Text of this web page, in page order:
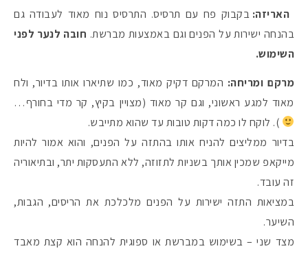
האריזה: בקבוק פח עם תרסיס. התרסיס נוח מאוד לעבודה גם
בהנחה ישירות על הפנים וגם באמצעות מברשת. חובה לנער לפני
השימוש.
מרקם ומריחה: המרקם דקיק מאוד, כמו שתיארו אותו בדיור, ולח
מאוד למגע ראשוני, וגם קר מאוד (מצויין בקיץ, קר מדי בחורף…
). לוקח לו כמה דקות טובות עד שהוא מתייבש.
בדיור ממליצים להניח אותו בהתזה על הפנים, והוא אמור להיות
מייקאפ שמכין אותך בשניות לתזוזה, ללא התעסקות יתר, ובתיאוריה
זה עובד.
במציאות התזה ישירות על הפנים מלכלכת את הריסים, הגבות,
השיער.
מצד שני – בשימוש במברשת או ספוגית להנחה הוא קצת מאבד